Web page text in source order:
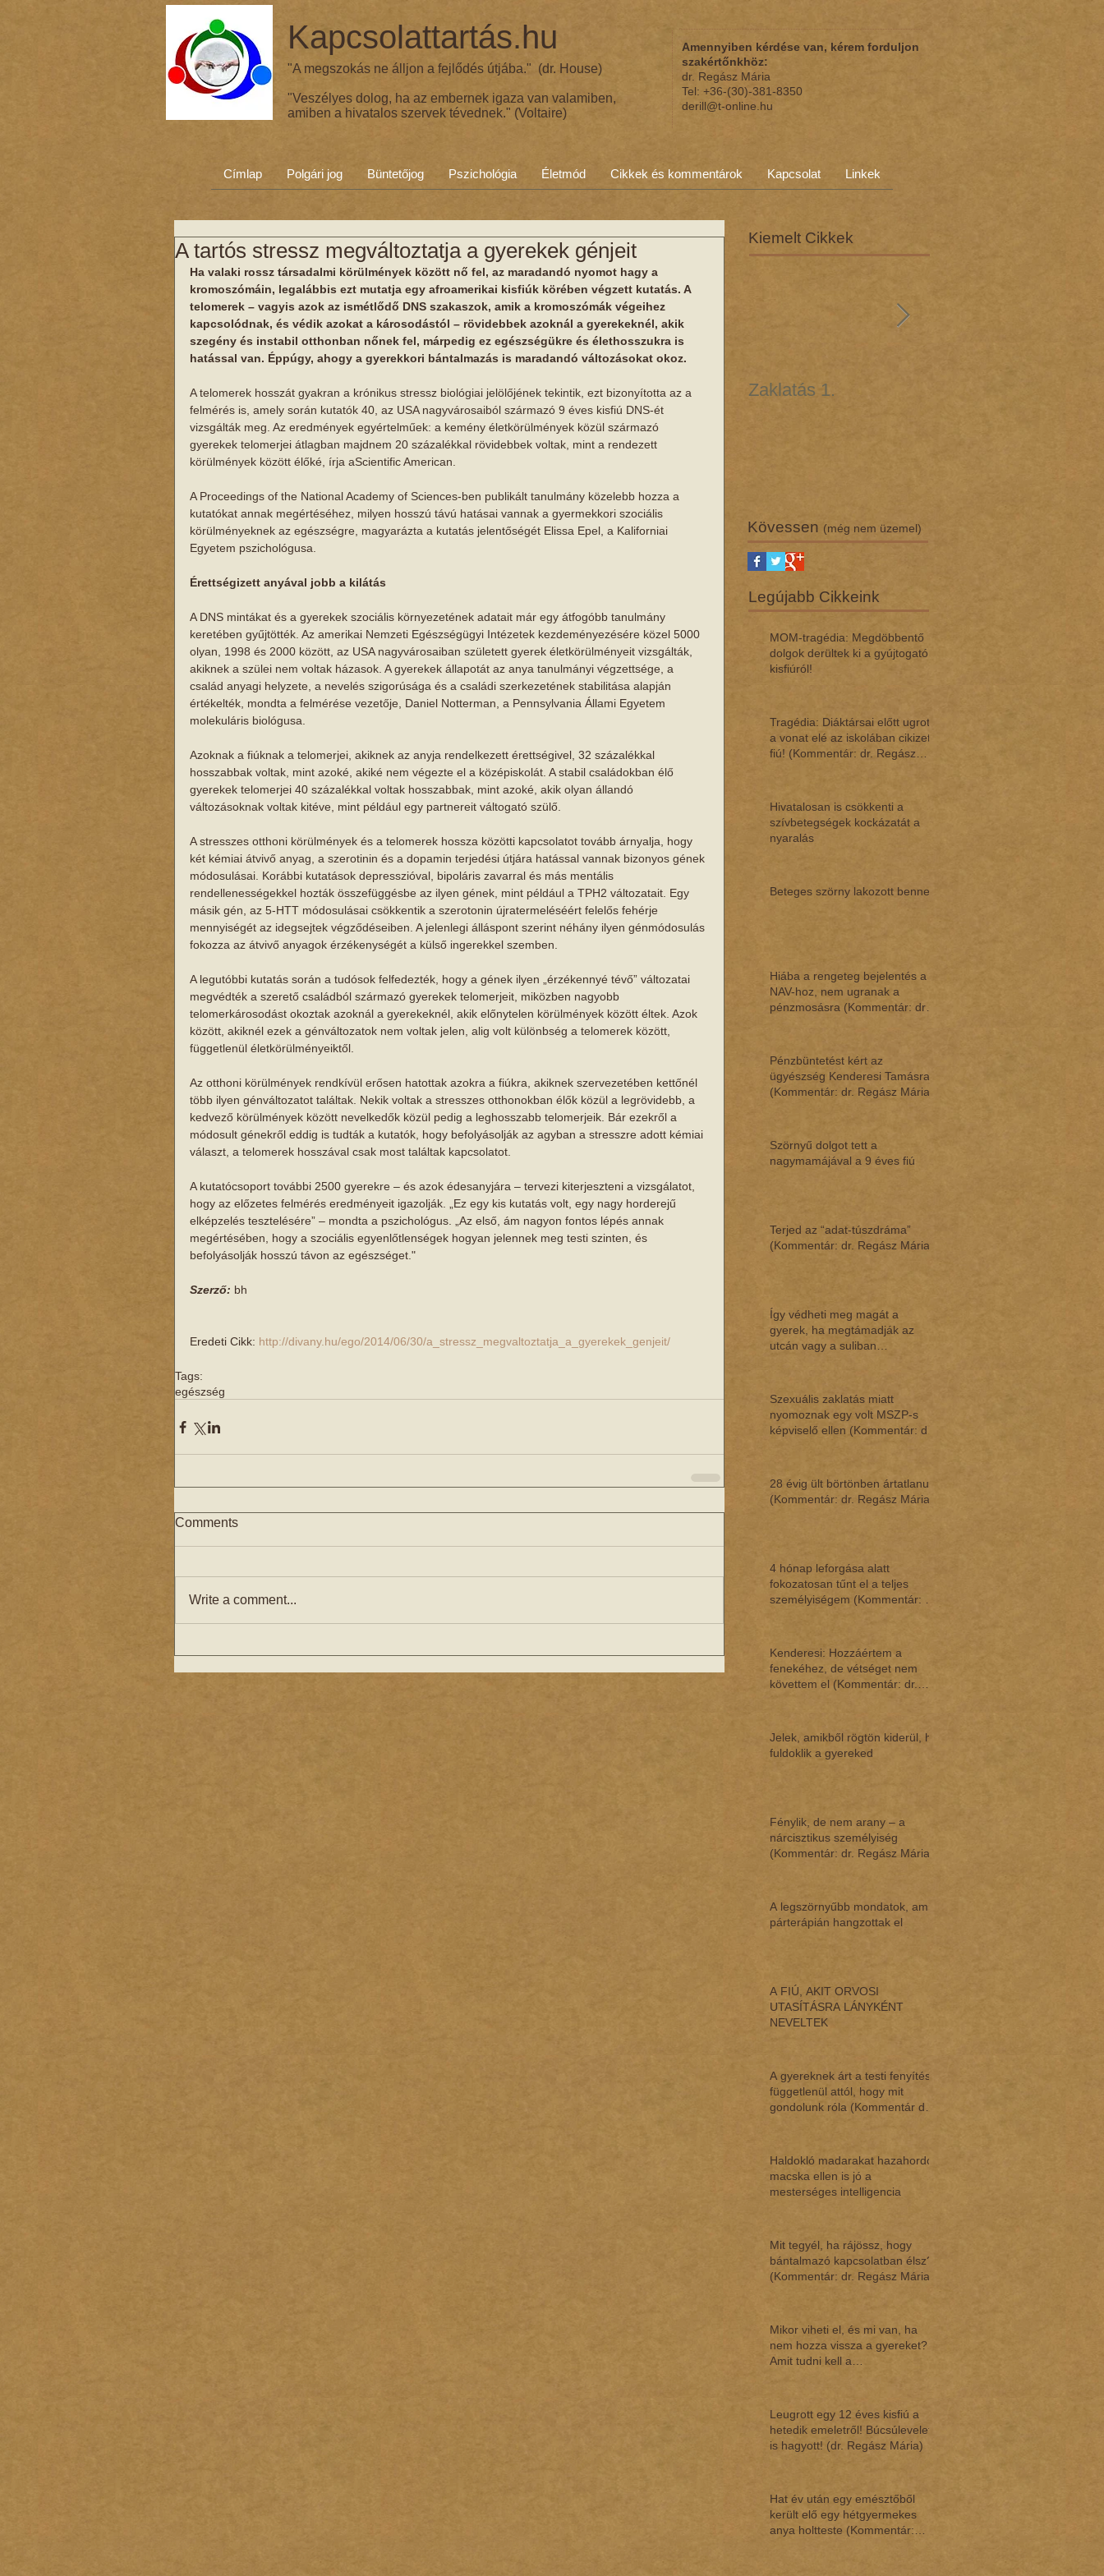
Kapcsolattartás.hu
"A megszokás ne álljon a fejlődés útjába." (dr. House)
"Veszélyes dolog, ha az embernek igaza van valamiben,
amiben a hivatalos szervek tévednek." (Voltaire)
Amennyiben kérdése van, kérem forduljon
szakértőnkhöz:
dr. Regász Mária
Tel: +36-(30)-381-8350
derill@t-online.hu
Címlap Polgári jog Büntetőjog Pszichológia Életmód Cikkek és kommentárok Kapcsolat Linkek
A tartós stressz megváltoztatja a gyerekek génjeit
Ha valaki rossz társadalmi körülmények között nő fel, az maradandó nyomot hagy a
kromoszómáin, legalábbis ezt mutatja egy afroamerikai kisfiúk körében végzett kutatás. A
telomerek – vagyis azok az ismétlődő DNS szakaszok, amik a kromoszómák végeihez
kapcsolódnak, és védik azokat a károsodástól – rövidebbek azoknál a gyerekeknél, akik
szegény és instabil otthonban nőnek fel, márpedig ez egészségükre és élethosszukra is
hatással van. Éppúgy, ahogy a gyerekkori bántalmazás is maradandó változásokat okoz.
A telomerek hosszát gyakran a krónikus stressz biológiai jelölőjének tekintik, ezt bizonyította az a
felmérés is, amely során kutatók 40, az USA nagyvárosaiból származó 9 éves kisfiú DNS-ét
vizsgálták meg. Az eredmények egyértelműek: a kemény életkörülmények közül származó
gyerekek telomerjei átlagban majdnem 20 százalékkal rövidebbek voltak, mint a rendezett
körülmények között élőké, írja aScientific American.
A Proceedings of the National Academy of Sciences-ben publikált tanulmány közelebb hozza a
kutatókat annak megértéséhez, milyen hosszú távú hatásai vannak a gyermekkori szociális
körülményeknek az egészségre, magyarázta a kutatás jelentőségét Elissa Epel, a Kaliforniai
Egyetem pszichológusa.
Érettségizett anyával jobb a kilátás
A DNS mintákat és a gyerekek szociális környezetének adatait már egy átfogóbb tanulmány
keretében gyűjtötték. Az amerikai Nemzeti Egészségügyi Intézetek kezdeményezésére közel 5000
olyan, 1998 és 2000 között, az USA nagyvárosaiban született gyerek életkörülményeit vizsgálták,
akiknek a szülei nem voltak házasok. A gyerekek állapotát az anya tanulmányi végzettsége, a
család anyagi helyzete, a nevelés szigorúsága és a családi szerkezetének stabilitása alapján
értékelték, mondta a felmérése vezetője, Daniel Notterman, a Pennsylvania Állami Egyetem
molekuláris biológusa.
Azoknak a fiúknak a telomerjei, akiknek az anyja rendelkezett érettségivel, 32 százalékkal
hosszabbak voltak, mint azoké, akiké nem végezte el a középiskolát. A stabil családokban élő
gyerekek telomerjei 40 százalékkal voltak hosszabbak, mint azoké, akik olyan állandó
változásoknak voltak kitéve, mint például egy partnereit váltogató szülő.
A stresszes otthoni körülmények és a telomerek hossza közötti kapcsolatot tovább árnyalja, hogy
két kémiai átvivő anyag, a szerotinin és a dopamin terjedési útjára hatással vannak bizonyos gének
módosulásai. Korábbi kutatások depresszióval, bipoláris zavarral és más mentális
rendellenességekkel hozták összefüggésbe az ilyen gének, mint például a TPH2 változatait. Egy
másik gén, az 5-HTT módosulásai csökkentik a szerotonin újratermeléséért felelős fehérje
mennyiségét az idegsejtek végződéseiben. A jelenlegi álláspont szerint néhány ilyen génmódosulás
fokozza az átvivő anyagok érzékenységét a külső ingerekkel szemben.
A legutóbbi kutatás során a tudósok felfedezték, hogy a gének ilyen „érzékennyé tévő” változatai
megvédték a szerető családból származó gyerekek telomerjeit, miközben nagyobb
telomerkárosodást okoztak azoknál a gyerekeknél, akik előnytelen körülmények között éltek. Azok
között, akiknél ezek a génváltozatok nem voltak jelen, alig volt különbség a telomerek között,
függetlenül életkörülményeiktől.
Az otthoni körülmények rendkívül erősen hatottak azokra a fiúkra, akiknek szervezetében kettőnél
több ilyen génváltozatot találtak. Nekik voltak a stresszes otthonokban élők közül a legrövidebb, a
kedvező körülmények között nevelkedők közül pedig a leghosszabb telomerjeik. Bár ezekről a
módosult génekről eddig is tudták a kutatók, hogy befolyásolják az agyban a stresszre adott kémiai
választ, a telomerek hosszával csak most találtak kapcsolatot.
A kutatócsoport további 2500 gyerekre – és azok édesanyjára – tervezi kiterjeszteni a vizsgálatot,
hogy az előzetes felmérés eredményeit igazolják. „Ez egy kis kutatás volt, egy nagy horderejű
elképzelés tesztelésére” – mondta a pszichológus. „Az első, ám nagyon fontos lépés annak
megértésében, hogy a szociális egyenlőtlenségek hogyan jelennek meg testi szinten, és
befolyásolják hosszú távon az egészséget."
Szerző: bh
Eredeti Cikk: http://divany.hu/ego/2014/06/30/a_stressz_megvaltoztatja_a_gyerekek_genjeit/
Tags:
egészség
Comments
Write a comment...
Kiemelt Cikkek
Zaklatás 1.
Kövessen (még nem üzemel)
Legújabb Cikkeink
MOM-tragédia: Megdöbbentő
dol­gok de­rül­tek ki a gyúj­to­gató
kisfi­ú­ról!
Tragédia: Diáktársai előtt ugrott
a vonat elé az iskolában cikizett
fiú! (Kommentár: dr. Regász
Hivatalosan is csökkenti a
szívbetegségek kockázatát a
nyaralás
Beteges szörny lakozott benne
Hiába a rengeteg bejelentés a
NAV-hoz, nem ugranak a
pénzmosásra (Kommentár: dr.
Pénzbüntetést kért az
ügyészség Kenderesi Tamásra
(Kommentár: dr. Regász Mária)
Szörnyű dolgot tett a
nagymamájával a 9 éves fiú
Terjed az “adat-túszdráma”
(Kommentár: dr. Regász Mária)
Így védheti meg magát a
gyerek, ha megtámadják az
utcán vagy a suliban
Szexuális zaklatás miatt
nyomoznak egy volt MSZP-s
képviselő ellen (Kommentár: dr.
28 évig ült börtönben ártatlanul
(Kommentár: dr. Regász Mária)
4 hónap leforgása alatt
fokozatosan tűnt el a teljes
személyiségem (Kommentár: dr.
Kenderesi: Hozzáértem a
fenekéhez, de vétséget nem
követtem el (Kommentár: dr.
Jelek, amikből rögtön kiderül, ha
fuldoklik a gyereked
Fénylik, de nem arany – a
nárcisztikus személyiség
(Kommentár: dr. Regász Mária)
A legszörnyűbb mondatok, amik
párterápián hangzottak el
A FIÚ, AKIT ORVOSI
UTASÍTÁSRA LÁNYKÉNT
NEVELTEK
A gyereknek árt a testi fenyítés,
függetlenül attól, hogy mit
gondolunk róla (Kommentár dr.
Haldokló madarakat hazahordó
macska ellen is jó a
mesterséges intelligencia
Mit tegyél, ha rájössz, hogy
bántalmazó kapcsolatban élsz?
(Kommentár: dr. Regász Mária)
Mikor viheti el, és mi van, ha
nem hozza vissza a gyereket?
Amit tudni kell a
Leugrott egy 12 éves kisfiú a
hetedik emeletről! Búcsúlevelet
is hagyott! (dr. Regász Mária)
Hat év után egy emésztőből
került elő egy hétgyermekes
anya holtteste (Kommentár: